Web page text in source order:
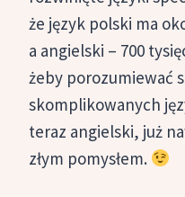
że język polski ma
a angielski – 700
żeby porozumiewać
skomplikowanych
teraz angielski, już
złym pomysłem.